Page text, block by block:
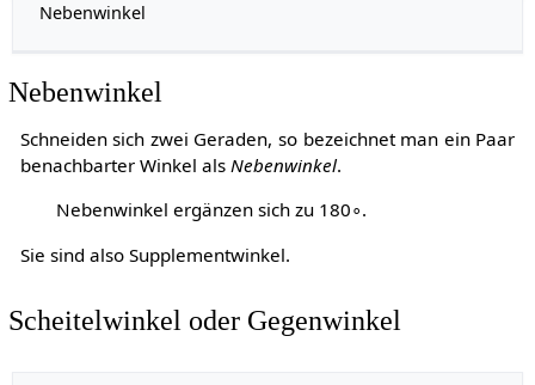
Nebenwinkel
Nebenwinkel
Schneiden sich zwei Geraden, so bezeichnet man ein Paar
benachbarter Winkel als Nebenwinkel.
Nebenwinkel ergänzen sich zu 180∘.
Sie sind also Supplementwinkel.
Scheitelwinkel oder Gegenwinkel